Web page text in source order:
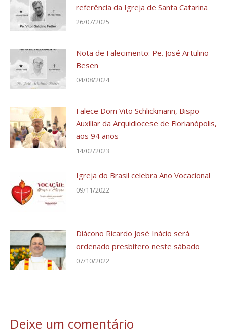
referência da Igreja de Santa Catarina
26/07/2025
Nota de Falecimento: Pe. José Artulino
Besen
04/08/2024
Falece Dom Vito Schlickmann, Bispo
Auxiliar da Arquidiocese de Florianópolis,
aos 94 anos
14/02/2023
Igreja do Brasil celebra Ano Vocacional
09/11/2022
Diácono Ricardo José Inácio será
ordenado presbítero neste sábado
07/10/2022
Deixe um comentário